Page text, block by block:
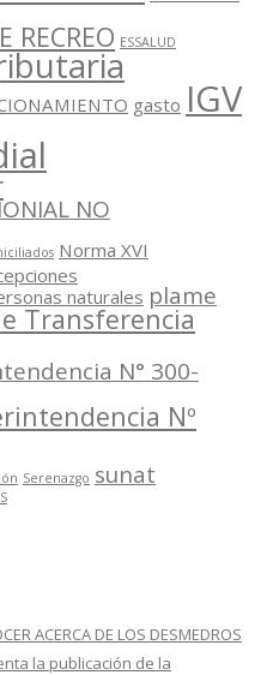
RECREO ESSALUD
gasto IGV
NO
Norma XVI
naturales plame
Transferencia
N° 300-
Nº
Serenazgo sunat
ACERCA DE LOS DESMEDROS
la publicación de la